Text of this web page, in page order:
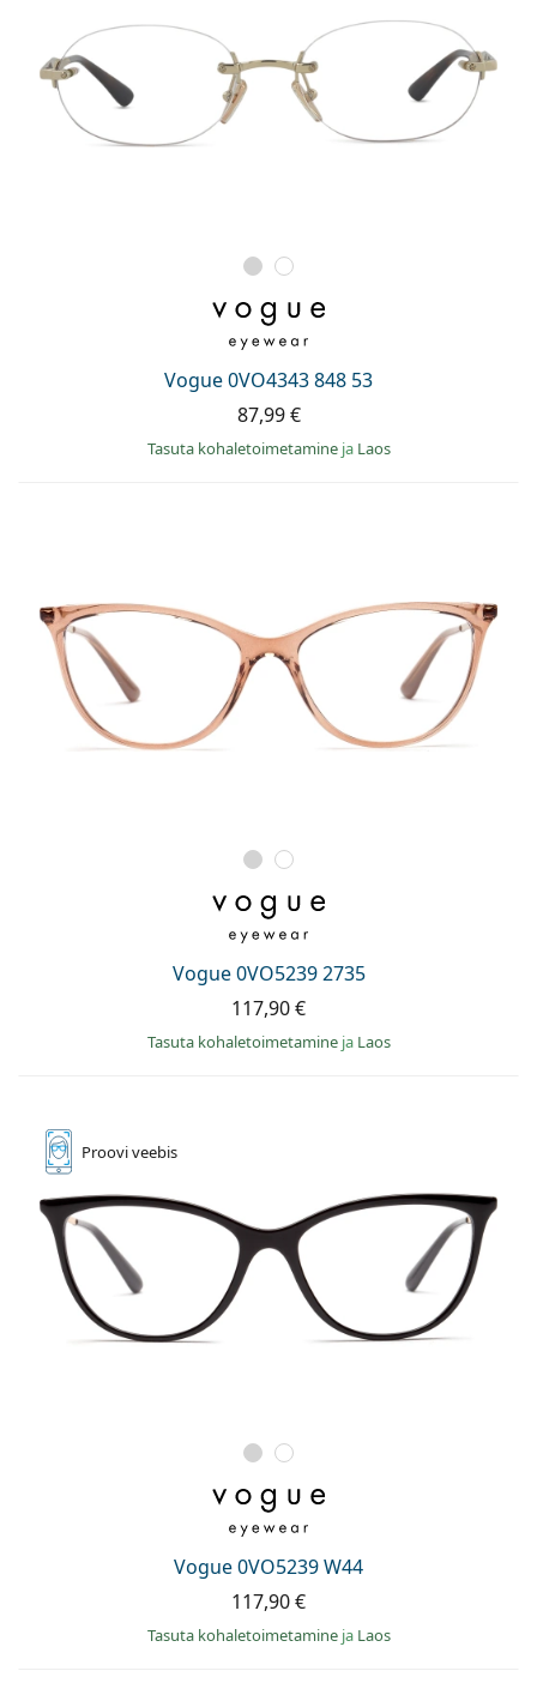
Vogue 0VO4343 848 53
87,99 €
Tasuta kohaletoimetamine ja Laos
Vogue 0VO5239 2735
117,90 €
Tasuta kohaletoimetamine ja Laos
Prooviveebis
Vogue 0VO5239 W44
117,90 €
Tasuta kohaletoimetamine ja Laos